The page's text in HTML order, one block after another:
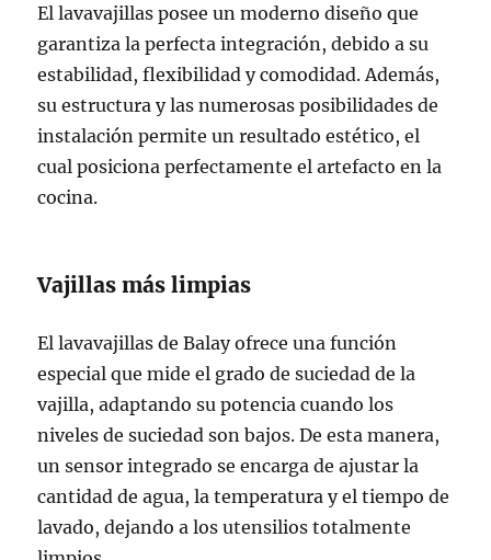
El lavavajillas posee un moderno diseño que
garantiza la perfecta integración, debido a su
estabilidad, flexibilidad y comodidad. Además,
su estructura y las numerosas posibilidades de
instalación permite un resultado estético, el
cual posiciona perfectamente el artefacto en la
cocina.
Vajillas más limpias
El lavavajillas de Balay ofrece una función
especial que mide el grado de suciedad de la
vajilla, adaptando su potencia cuando los
niveles de suciedad son bajos. De esta manera,
un sensor integrado se encarga de ajustar la
cantidad de agua, la temperatura y el tiempo de
lavado, dejando a los utensilios totalmente